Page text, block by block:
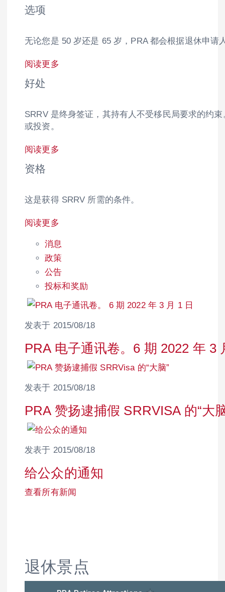
选项
无论您是 50 岁还是 65 岁，PRA 都会根据退休申请
阅读更多
好处
SRRV 是终身签证，其持有人不受移民局要求的约
或投资。
阅读更多
资格
这是获得 SRRV 所需的条件。
阅读更多
消息
政策
公告
投标和奖励
发表于 2015/08/18
PRA 电子通讯卷。6 期 2022 年 3
发表于 2015/08/18
PRA 赞扬逮捕假 SRRVISA 的“大
发表于 2015/08/18
给公众的通知
查看所有新闻
退休景点